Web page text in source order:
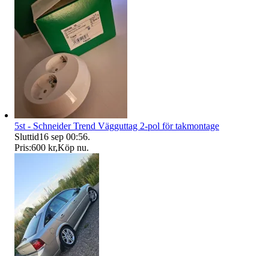
5st - Schneider Trend Vägguttag 2-pol för takmontage
Sluttid16 sep 00:56.
Pris:600 kr,Köp nu.